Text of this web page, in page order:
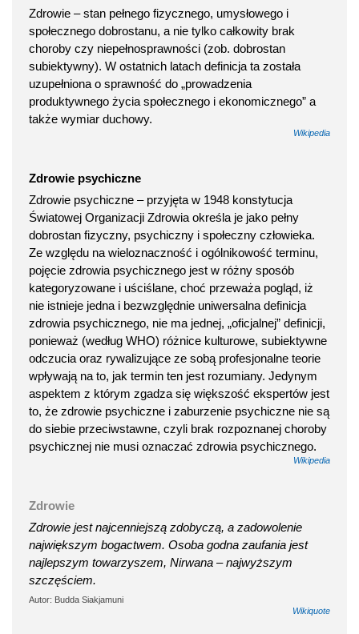
Zdrowie – stan pełnego fizycznego, umysłowego i
społecznego dobrostanu, a nie tylko całkowity brak
choroby czy niepełnosprawności (zob. dobrostan
subiektywny). W ostatnich latach definicja ta została
uzupełniona o sprawność do „prowadzenia
produktywnego życia społecznego i ekonomicznego” a
także wymiar duchowy.
Wikipedia
Zdrowie psychiczne
Zdrowie psychiczne – przyjęta w 1948 konstytucja
Światowej Organizacji Zdrowia określa je jako pełny
dobrostan fizyczny, psychiczny i społeczny człowieka.
Ze względu na wieloznaczność i ogólnikowość terminu,
pojęcie zdrowia psychicznego jest w różny sposób
kategoryzowane i uściślane, choć przeważa pogląd, iż
nie istnieje jedna i bezwzględnie uniwersalna definicja
zdrowia psychicznego, nie ma jednej, „oficjalnej” definicji,
ponieważ (według WHO) różnice kulturowe, subiektywne
odczucia oraz rywalizujące ze sobą profesjonalne teorie
wpływają na to, jak termin ten jest rozumiany. Jedynym
aspektem z którym zgadza się większość ekspertów jest
to, że zdrowie psychiczne i zaburzenie psychiczne nie są
do siebie przeciwstawne, czyli brak rozpoznanej choroby
psychicznej nie musi oznaczać zdrowia psychicznego.
Wikipedia
Zdrowie
Zdrowie jest najcenniejszą zdobyczą, a zadowolenie
największym bogactwem. Osoba godna zaufania jest
najlepszym towarzyszem, Nirwana – najwyższym
szczęściem.
Autor: Budda Siakjamuni
Wikiquote